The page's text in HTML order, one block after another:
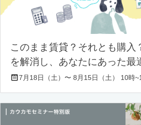
このまま賃貸？それとも購入
を解消し、あなたにあった最
7月18日（土）〜 8月15日（土） 10時